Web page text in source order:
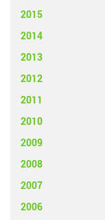
2015
2014
2013
2012
2011
2010
2009
2008
2007
2006